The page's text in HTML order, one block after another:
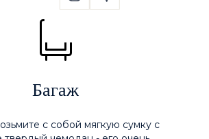
Багаж
с собой мягкую сумку с